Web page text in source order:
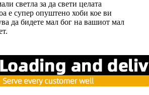
светла за да свети целата
е супер опуштено хоби кое ви
да бидете мал бог на вашиот мал